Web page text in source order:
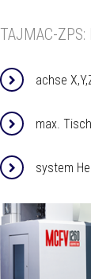
TAJMAC-
achse
max.
system